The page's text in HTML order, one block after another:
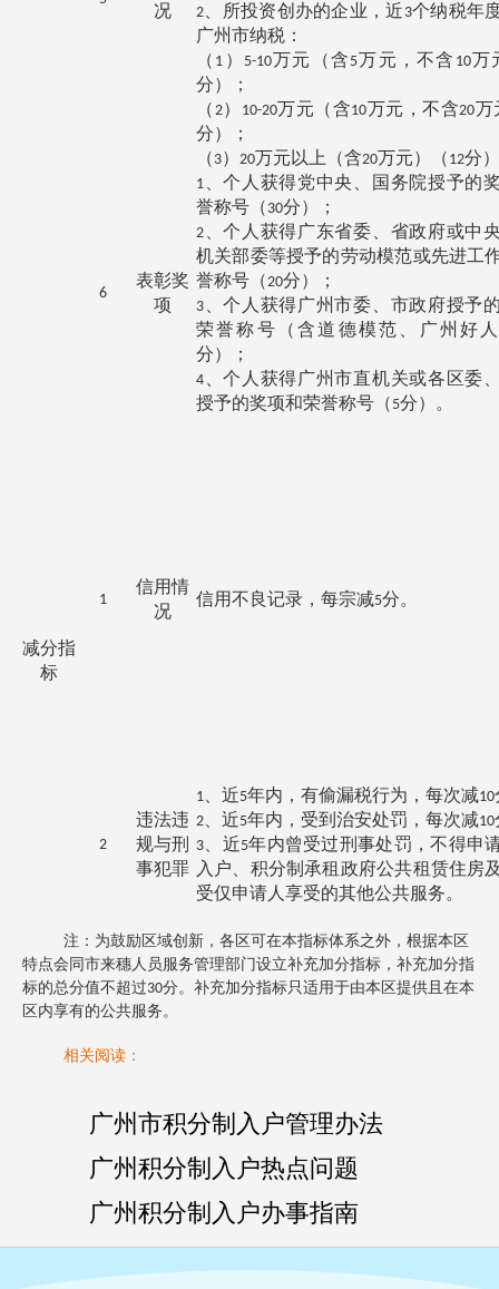
况 2 、所投资创办的企业，近 3个纳税年
广州市纳税：
（ 1 ） 5-10万元（含 5万元，不含 10万
分）；
（ 2） 10-20万元（含10万元，不含20万
分）；
（ 3） 20万元以上（含20万元）（ 12分
6
表彰奖
项
1 、个人获得党中央、国务院授予的
誉称号（ 30分）；
2 、个人获得广东省委、省政府或中
机关部委等授予的劳动模范或先进工
誉称号（20分）；
3 、个人获得广州市委、市政府授予
荣誉称号（含道德模范、广州好
分）；
4 、个人获得广州市直机关或各区委
授予的奖项和荣誉称号（ 5分）。
减分指
标
1
信用情
况
信用不良记录，每宗减5分。
2
违法违
规与刑
事犯罪
1 、近5年内，有偷漏税行为，每次减10
2 、近5年内，受到治安处罚，每次减10
3 、近5年内曾受过刑事处罚，不得申
入户、积分制承租政府公共租赁住房
受仅申请人享受的其他公共服务。
注： 为鼓励区域创新，各区可在本指标体系之外，根据本区
特点会同市来穗人员服务管理部门设立补充加分指标，补充加分指
标的总分值不超过30分。补充加分指标只适用于由本区提供且在本
区内享有的公共服务。
相关阅读：
广州市积分制入户管理办法
广州积分制入户热点问题
广州积分制入户办事指南